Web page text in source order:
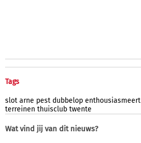
Tags
slot arne pest dubbelop enthousiasmeert
terreinen thuisclub twente
Wat vind jij van dit nieuws?